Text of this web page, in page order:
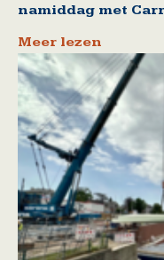
namiddag met
Meer lezen